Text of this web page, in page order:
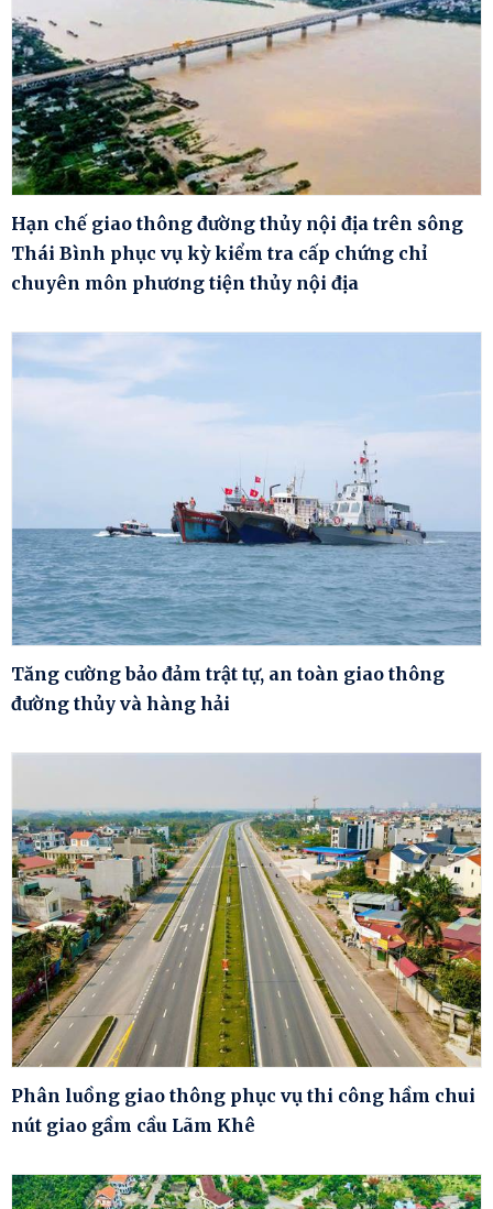
Hạn chế giao thông đường thủy nội địa trên sông
Thái Bình phục vụ kỳ kiểm tra cấp chứng chỉ
chuyên môn phương tiện thủy nội địa
Tăng cường bảo đảm trật tự, an toàn giao thông
đường thủy và hàng hải
Phân luồng giao thông phục vụ thi công hầm chui
nút giao gầm cầu Lãm Khê